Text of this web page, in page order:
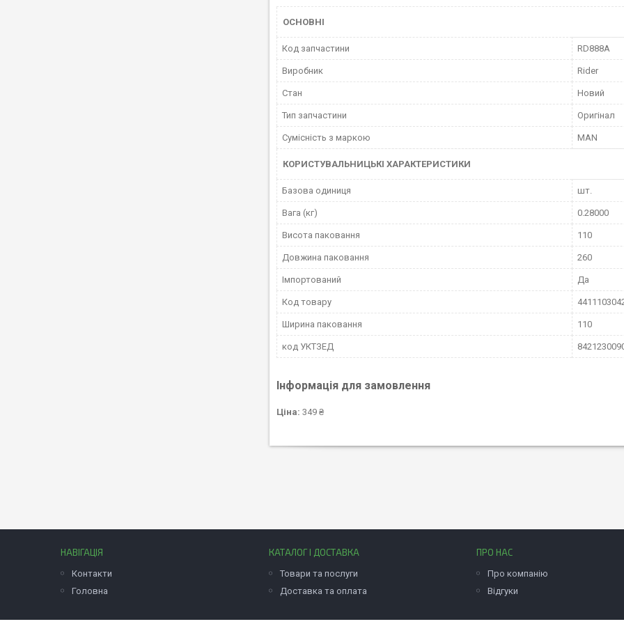
ОСНОВНІ
Код запчастини RD888A
Виробник Rider
Стан Новий
Тип запчастини Оригінал
Сумісність з маркою MAN
КОРИСТУВАЛЬНИЦЬКІ ХАРАКТЕРИСТИКИ
Базова одиниця шт.
Вага (кг) 0.28000
Висота паковання 110
Довжина паковання 260
Імпортований Да
Код товару
Ширина паковання 110
код УКТЗЕД
Інформація для замовлення
Ціна: 349 ₴
НАВІГАЦІЯ
Контакти
Головна
КАТАЛОГ І ДОСТАВКА
Товари та послуги
Доставка та оплата
ПРО НАС
Про компанію
Відгуки